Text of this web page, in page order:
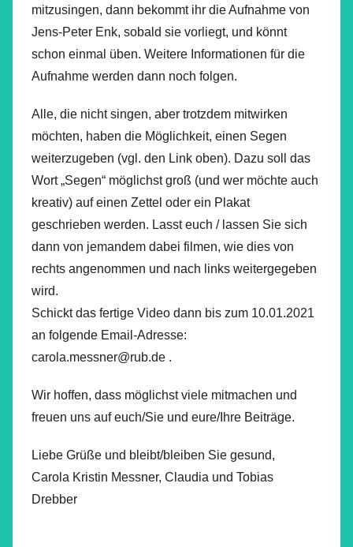
mitzusingen, dann bekommt ihr die Aufnahme von
Jens-Peter Enk, sobald sie vorliegt, und könnt
schon einmal üben. Weitere Informationen für die
Aufnahme werden dann noch folgen.
Alle, die nicht singen, aber trotzdem mitwirken
möchten, haben die Möglichkeit, einen Segen
weiterzugeben (vgl. den Link oben). Dazu soll das
Wort „Segen“ möglichst groß (und wer möchte auch
kreativ) auf einen Zettel oder ein Plakat
geschrieben werden. Lasst euch / lassen Sie sich
dann von jemandem dabei filmen, wie dies von
rechts angenommen und nach links weitergegeben
wird.
Schickt das fertige Video dann bis zum 10.01.2021
an folgende Email-Adresse:
carola.messner@rub.de .
Wir hoffen, dass möglichst viele mitmachen und
freuen uns auf euch/Sie und eure/Ihre Beiträge.
Liebe Grüße und bleibt/bleiben Sie gesund,
Carola Kristin Messner, Claudia und Tobias
Drebber